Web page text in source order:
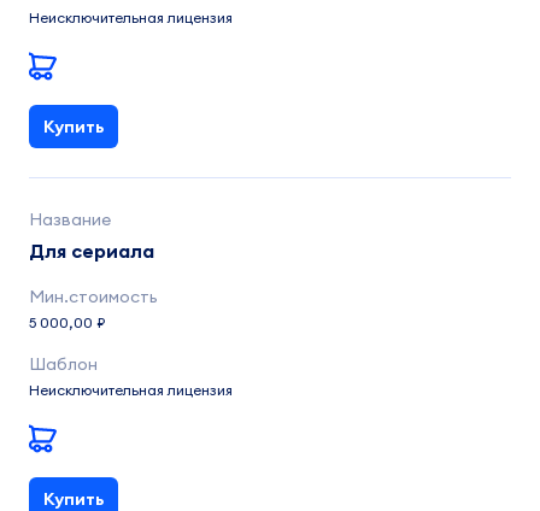
Неисключительная лицензия
Купить
Для сериала
5 000,00 ₽
Неисключительная лицензия
Купить